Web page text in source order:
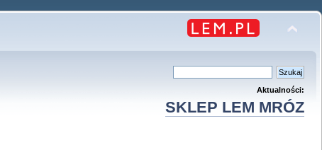
Aktualności:
SKLEP LEM MRÓZ